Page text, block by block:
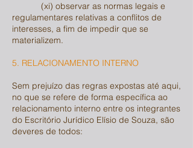
(xi) observar as normas legais e
regulamentares relativas a conflitos de
interesses, a fim de impedir que se
materializem.
5. RELACIONAMENTO INTERNO
Sem prejuízo das regras expostas até aqui,
no que se refere de forma específica ao
relacionamento interno entre os integrantes
do Escritório Jurídico Elísio de Souza, são
deveres de todos: